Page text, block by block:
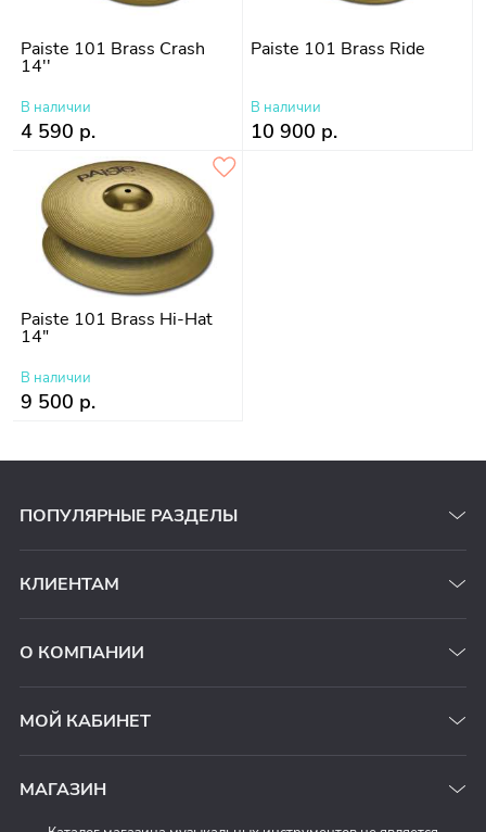
Paiste 101 Brass Crash
14''
В наличии
4 590 р.
Paiste 101 Brass Ride
В наличии
10 900 р.
Paiste 101 Brass Hi-Hat
14"
В наличии
9 500 р.
ПОПУЛЯРНЫЕ РАЗДЕЛЫ
КЛИЕНТАМ
О КОМПАНИИ
МОЙ КАБИНЕТ
МАГАЗИН